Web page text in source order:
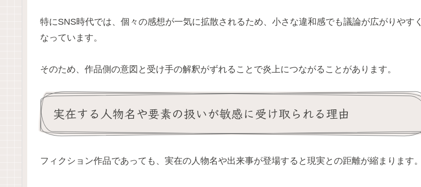
特にSNS時代では、個々の感想が一気に拡散されるため、小さな違和感でも議論が広がりやすく
なっています。
そのため、作品側の意図と受け手の解釈がずれることで炎上につながることがあります。
実在する人物名や要素の扱いが敏感に受け取られる理由
フィクション作品であっても、実在の人物名や出来事が登場すると現実との距離が縮まります。